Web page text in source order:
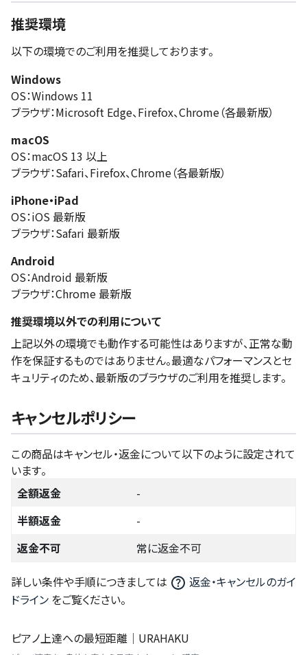
推奨環境
以下の環境でのご利用を推奨しております。
Windows
OS：Windows 11
ブラウザ：Microsoft Edge、Firefox、Chrome（各最新版）
macOS
OS：macOS 13 以上
ブラウザ：Safari、Firefox、Chrome（各最新版）
iPhone・iPad
OS：iOS 最新版
ブラウザ：Safari 最新版
Android
OS：Android 最新版
ブラウザ：Chrome 最新版
推奨環境以外での利用について
上記以外の環境でも動作する可能性はありますが、正常な動
作を保証するものではありません。最適なパフォーマンスとセ
キュリティのため、最新版のブラウザのご利用を推奨します。
キャンセルポリシー
この商品はキャンセル・返金について以下のように設定されて
います。
全額返金
-
半額返金
-
返金不可
常に返金不可
詳しい条件や手順につきましては
返金・キャンセルのガイ
ドライン をご覧ください。
ピアノ上達への最短距離｜URAHAKU